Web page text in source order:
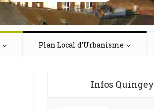
Plan Local d’Urbanisme
Infos Quingey